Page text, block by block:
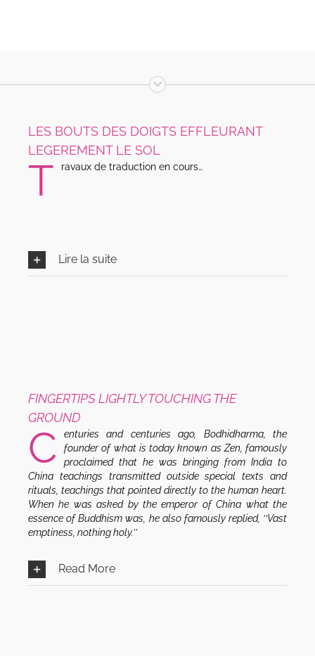
LES BOUTS DES DOIGTS EFFLEURANT
LEGEREMENT LE SOL
T ravaux de traduction en cours…
Lire la suite
FINGERTIPS LIGHTLY TOUCHING THE
GROUND
C
enturies and centuries ago, Bodhidharma, the
founder of what is today known as Zen, famously
proclaimed that he was bringing from India to
China teachings transmitted outside special texts and
rituals, teachings that pointed directly to the human heart.
When he was asked by the emperor of China what the
essence of Buddhism was, he also famously replied, ‘‘Vast
emptiness, nothing holy.’’
Read More